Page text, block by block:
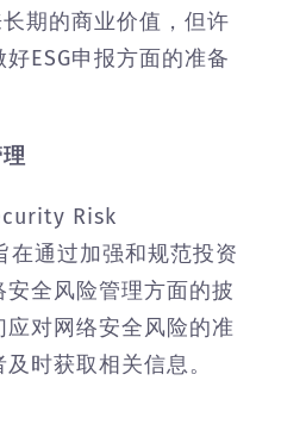
期的商业价值，但许
ESG申报方面的准备
Risk
通过加强和规范投资
全风险管理方面的披
对网络安全风险的准
时获取相关信息。